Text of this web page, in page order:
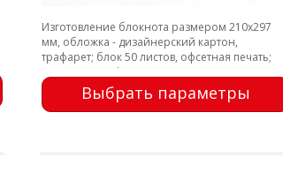
Изготовление блокнота размером 210х297
мм, обложка - дизайнерский картон,
трафарет; блок 50 листов, офсетная печать;
заклепки; перфорация
Выбрать параметры